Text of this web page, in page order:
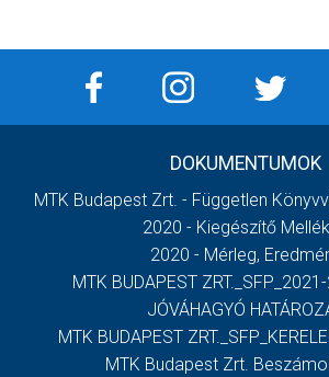
DOKUMENTUMOK
MTK Budapest Zrt. - Független
2020 - Kiegészítő
2020 - Mérleg,
MTK BUDAPEST
JÓVÁHAGYÓ
MTK BUDAPEST
MTK Budapest Zrt.